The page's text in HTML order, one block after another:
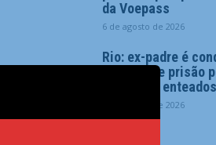
da Voepass
6 de agosto de 2026
Rio: ex-padre é
48 anos de prisão
tortura de enteados
6 de agosto de 2026